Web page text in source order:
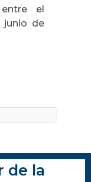
el
junio de
de la